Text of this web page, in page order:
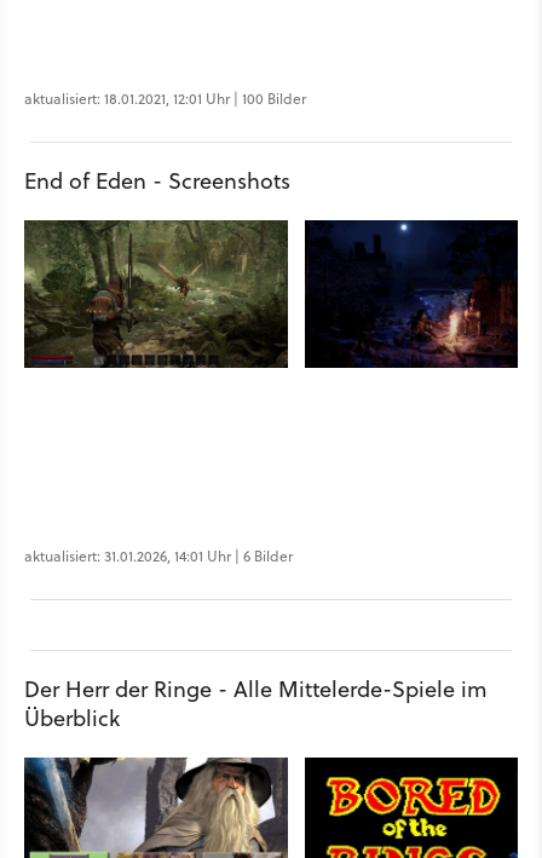
aktualisiert: 18.01.2021, 12:01 Uhr | 100 Bilder
End of Eden - Screenshots
aktualisiert: 31.01.2026, 14:01 Uhr | 6 Bilder
Der Herr der Ringe - Alle Mittelerde-Spiele im
Überblick